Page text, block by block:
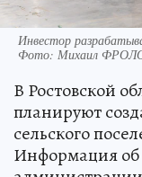
Инвестор
Фото: Михаил
В Ростовской
планируют
сельского
Информация об